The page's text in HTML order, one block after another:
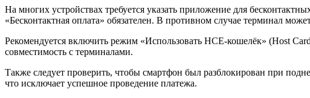
На многих устройствах требуется указать приложение для
«Бесконтактная оплата» обязателен. В противном случае терминал
Рекомендуется включить режим «Использовать HCE-кошелёк» (Host
совместимость с терминалами.
Также следует проверить, чтобы смартфон был разблокирован при
что исключает успешное проведение платежа.